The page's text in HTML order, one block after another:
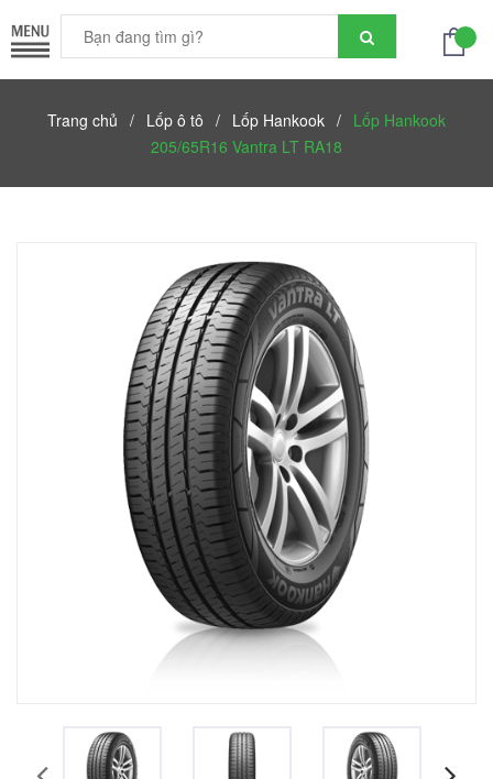
Trang chủ / Lốp ô tô / Lốp Hankook / Lốp Hankook
205/65R16 Vantra LT RA18